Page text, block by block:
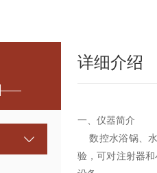
详细介绍
一、仪器简介
数控水浴锅、水
验，可对注射器